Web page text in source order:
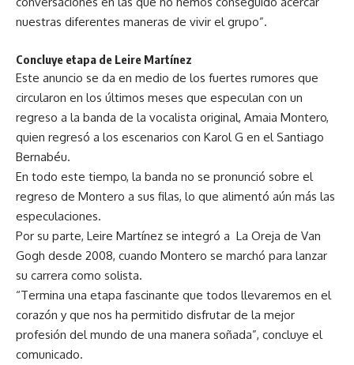
nuestras diferentes maneras de vivir el grupo”.
Concluye etapa de Leire Martínez
Este anuncio se da en medio de los fuertes rumores que
circularon en los últimos meses que especulan con un
regreso a la banda de la vocalista original, Amaia Montero,
quien regresó a los escenarios con Karol G en el Santiago
Bernabéu.
En todo este tiempo, la banda no se pronunció sobre el
regreso de Montero a sus filas, lo que alimentó aún más las
especulaciones.
Por su parte, Leire Martínez se integró a La Oreja de Van
Gogh desde 2008, cuando Montero se marchó para lanzar
su carrera como solista.
“Termina una etapa fascinante que todos llevaremos en el
corazón y que nos ha permitido disfrutar de la mejor
profesión del mundo de una manera soñada”, concluye el
comunicado.